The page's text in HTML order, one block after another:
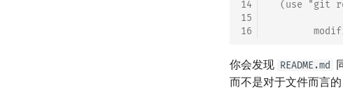
14
15
16
(use "git
你会发现 README.md
而不是对于文件而言